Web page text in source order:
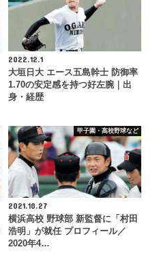
2022.12.1
大垣日大 エース五島幹士 防御率
1.70の安定感を持つ好左腕｜出
身・経歴
甲子園・高校野球など
2021.10.27
横浜高校 野球部 新監督に「村田
浩明」が就任 プロフィール／
2020年4…